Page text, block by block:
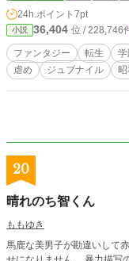
（逆異世界転生
グ』の舞
本です。 ※本編中に時々挿入されている【♪昭和６０年代豆
知識♪】
でも著者
24h.ポイント 7pt
小説 36,404 位 / 228,746
ファンタジー 転生 学
虐め
ジュブナイル
20
晴れのち智くん
ももゆき
馬鹿な美男子が勘違いして